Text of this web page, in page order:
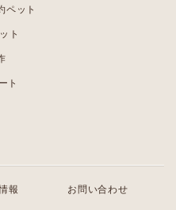
ペット
ト
ト
報 お問い合わせ